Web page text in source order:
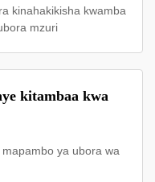
kinahakikisha kwamba
mzuri
kitambaa kwa
ya ubora wa